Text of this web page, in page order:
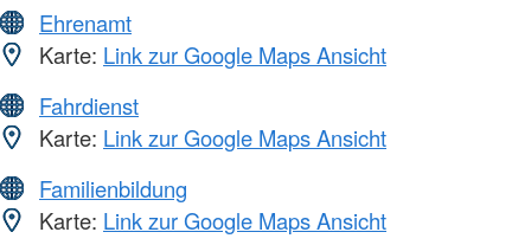
Ehrenamt
Karte: Link zur Google Maps Ansicht
Fahrdienst
Karte: Link zur Google Maps Ansicht
Familienbildung
Karte: Link zur Google Maps Ansicht